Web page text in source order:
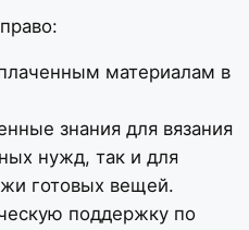
материалам в
знания для вязания
нужд, так и для
готовых вещей.
поддержку по